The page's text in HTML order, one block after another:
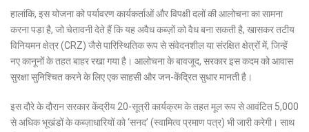
हालांकि, इस योजना को पर्यावरण कार्यकर्ताओं और विपक्षी दलों की आलोचना का सामना
करना पड़ा है, जो चेतावनी देते हैं कि यह अवैध कब्ज़ों को वैध बना सकती है, खासकर तटीय
विनियमन क्षेत्र (CRZ) जैसे पारिस्थितिक रूप से संवेदनशील या संरक्षित क्षेत्रों में, जिन्हें
नए कानूनों के तहत बाहर रखा गया है। आलोचना के बावजूद, सरकार इस कदम को आवास
सुरक्षा सुनिश्चित करने के लिए एक साहसी और जन-केंद्रित सुधार मानती है।
इस दौरे के दौरान सरकार केंद्रीय 20-सूत्री कार्यक्रम के तहत मूल रूप से आवंटित 5,000
से अधिक भूखंडों के कब्ज़ाधारियों को ‘सनद’ (स्वामित्व प्रमाण पत्र) भी जारी करेगी। साथ